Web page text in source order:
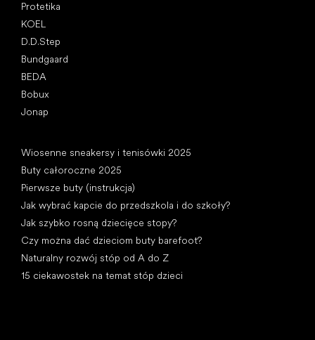
Protetika
KOEL
D.D.Step
Bundgaard
BEDA
Bobux
Jonap
Wiosenne sneakersy i tenisówki 2025
Buty całoroczne 2025
Pierwsze buty (instrukcja)
Jak wybrać kapcie do przedszkola i do szkoły?
Jak szybko rosną dziecięce stopy?
Czy można dać dzieciom buty barefoot?
Naturalny rozwój stóp od A do Z
15 ciekawostek na temat stóp dzieci